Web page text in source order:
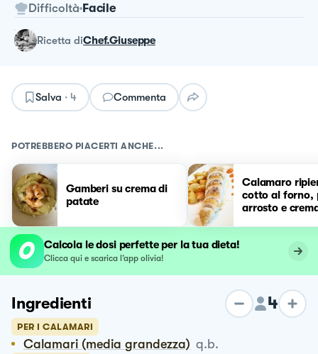
Difficoltà Facile
ricetta diChef.Giuseppe
Salva · 4 Commenta
POTREBBERO PIACERTI ANCHE...
Gamberi su crema di
patate
Calamaro
cotto al forno,
arrosto e
Calcola le dosi perfette per la tua dieta!
Clicca qui e scarica l’app olivia!
Ingredienti 4
PER I CALAMARI
Calamari (media grandezza) q.b.